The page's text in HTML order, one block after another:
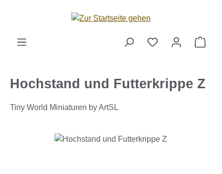
Zum Hauptinhalt springen
Hochstand und Futterkrippe Z
Tiny World Miniaturen by ArtSL
Bildergalerie überspringen